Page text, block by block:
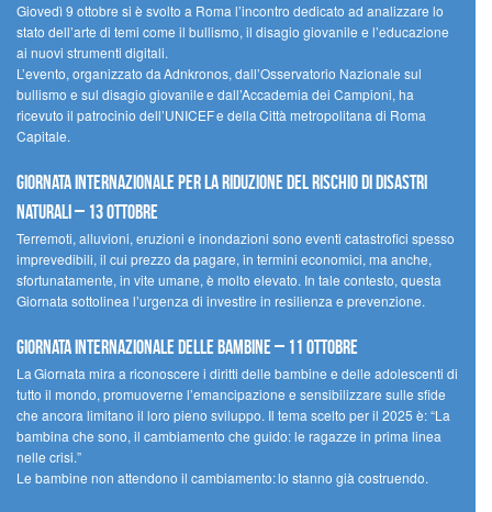
Giovedì 9 ottobre si è svolto a Roma l’incontro dedicato ad analizzare lo
stato dell’arte di temi come il bullismo, il disagio giovanile e l’educazione
ai nuovi strumenti digitali.
L’evento, organizzato da Adnkronos, dall’Osservatorio Nazionale sul
bullismo e sul disagio giovanile e dall’Accademia dei Campioni, ha
ricevuto il patrocinio dell’UNICEF e della Città metropolitana di Roma
Capitale.
Giornata internazionale per la riduzione del rischio di disastri
naturali – 13 ottobre
Terremoti, alluvioni, eruzioni e inondazioni sono eventi catastrofici spesso
imprevedibili, il cui prezzo da pagare, in termini economici, ma anche,
sfortunatamente, in vite umane, è molto elevato. In tale contesto, questa
Giornata sottolinea l’urgenza di investire in resilienza e prevenzione.
Giornata internazionale delle bambine – 11 ottobre
La Giornata mira a riconoscere i diritti delle bambine e delle adolescenti di
tutto il mondo, promuoverne l’emancipazione e sensibilizzare sulle sfide
che ancora limitano il loro pieno sviluppo. Il tema scelto per il 2025 è: “La
bambina che sono, il cambiamento che guido: le ragazze in prima linea
nelle crisi.”
Le bambine non attendono il cambiamento: lo stanno già costruendo.